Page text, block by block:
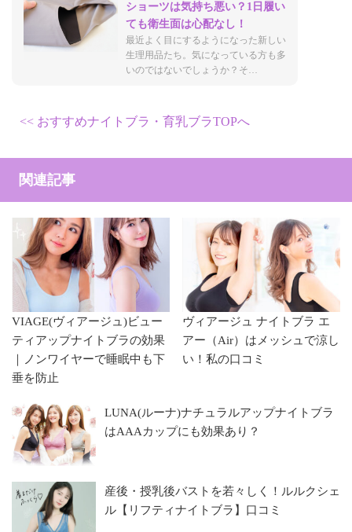
ショーツは気持ち悪い？1日履い
ても衛生面は心配なし！
最近よく目にするようになった新しい
生理用品たち。気になっている方も多
いのではないでしょうか？そ…
おすすめナイトブラ・育乳ブラTOPへ
関連記事
VIAGE(ヴィアージュ)ビュー
ティアップナイトブラの効果
｜ノンワイヤーで睡眠中も下
垂を防止
ヴィアージュ ナイトブラ エ
アー（Air）はメッシュで涼し
い！私の口コミ
LUNA(ルーナ)ナチュラルアップナイトブラ
はAAAカップにも効果あり？
産後・授乳後バストを若々しく！ルルクシェ
ル【リフティナイトブラ】口コミ